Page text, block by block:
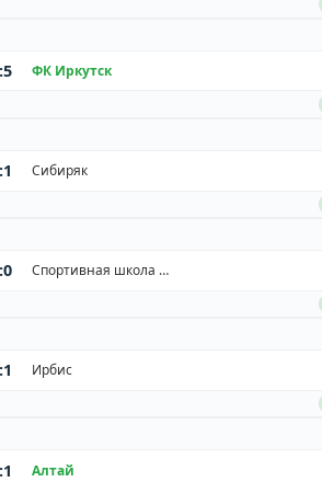
ФК Иркутск
Сибиряк
Спортивная школа им. В.Е. Архипова 2014 г.р.
Ирбис
Алтай